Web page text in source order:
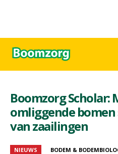
Boomzorg Scholar:
omliggende
van zaailingen
NIEUWS BODEM &